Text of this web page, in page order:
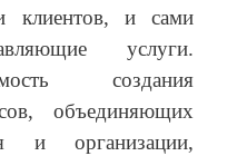
клиентов, и сами
услуги.
создания
объединяющих
и организации,